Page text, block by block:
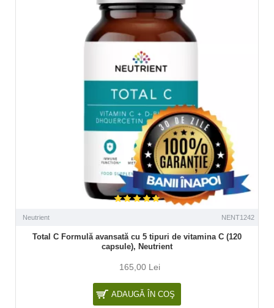
Neutrient NENT1242
Total C Formulă avansată cu 5 tipuri de vitamina C (120
capsule), Neutrient
165,00 Lei
ADAUGĂ ÎN COŞ